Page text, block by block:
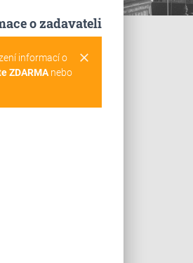
o zadavateli
clear
informací o
ZDARMAnebo